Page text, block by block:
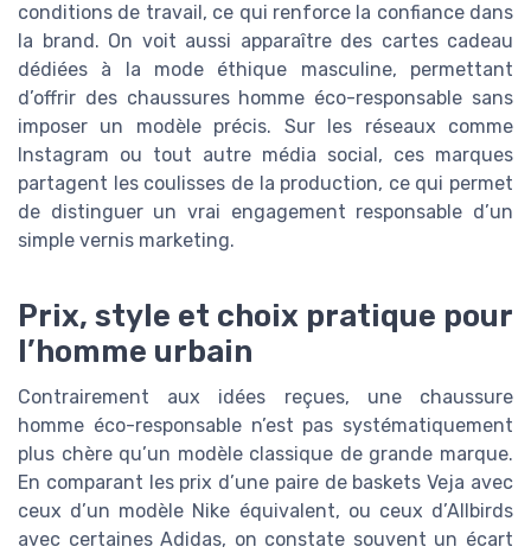
conditions de travail, ce qui renforce la confiance dans
la brand. On voit aussi apparaître des cartes cadeau
dédiées à la mode éthique masculine, permettant
d’offrir des chaussures homme éco-responsable sans
imposer un modèle précis. Sur les réseaux comme
Instagram ou tout autre média social, ces marques
partagent les coulisses de la production, ce qui permet
de distinguer un vrai engagement responsable d’un
simple vernis marketing.
Prix, style et choix pratique pour
l’homme urbain
Contrairement aux idées reçues, une chaussure
homme éco-responsable n’est pas systématiquement
plus chère qu’un modèle classique de grande marque.
En comparant les prix d’une paire de baskets Veja avec
ceux d’un modèle Nike équivalent, ou ceux d’Allbirds
avec certaines Adidas, on constate souvent un écart